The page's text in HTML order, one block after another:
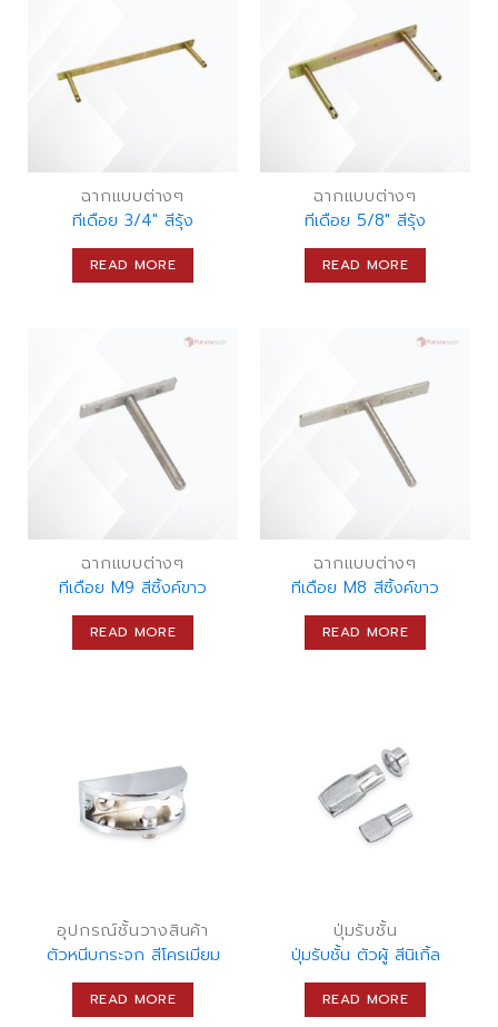
ฉากแบบต่างๆ
ทีเดือย 3/4″ สีรุ้ง
READ MORE
ฉากแบบต่างๆ
ทีเดือย 5/8″ สีรุ้ง
READ MORE
ฉากแบบต่างๆ
ทีเดือย M9 สีซิ้งค์ขาว
READ MORE
ฉากแบบต่างๆ
ทีเดือย M8 สีซิ้งค์ขาว
READ MORE
อุปกรณ์ชั้นวางสินค้า
ตัวหนีบกระจก สีโครเมียม
READ MORE
ปุ่มรับชั้น
ปุ่มรับชั้น ตัวผู้ สีนิเกิ้ล
READ MORE